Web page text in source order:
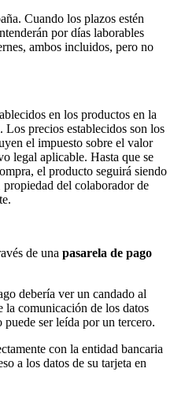
Cuando los plazos estén
por días laborables
ambos incluidos, pero no
en los productos en la
Los precios establecidos son los
el impuesto sobre el valor
legal aplicable. Hasta que se
el producto seguirá siendo
propiedad del colaborador de
de una pasarela de pago
debería ver un candado al
la comunicación de los datos
ser leída por un tercero.
con la entidad bancaria
a los datos de su tarjeta en